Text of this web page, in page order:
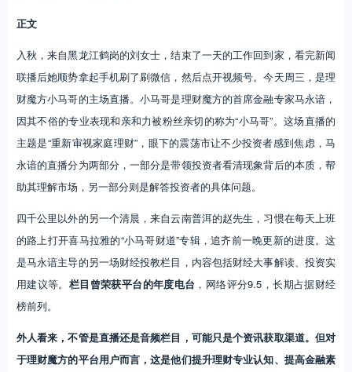
正文
入秋，来自黑龙江鹤岗的刘女士，结束了一天的工作回到家，看完新闻
联播后她顺势拿起手机刷了刷微信，然后点开视频号。今天周三，是理
财魔方小马哥的主场直播。小马哥是理财魔方的首席金融专家马永谙，
因其不俗的专业表现和亲和力被粉丝亲切的称为“小马哥”。这场直播的
主题是“重新审视家庭理财”，眼下的震荡市让不少投资者感到焦虑，马
永谙的直播分为两部分，一部分是带领投资者看清现象背后的本质，帮
助其理解市场，另一部分则是解答投资者的具体问题。
四千公里以外的另一个清晨，来自云南普洱的赵先生，习惯在每天上班
的路上打开喜马拉雅的“小马哥财道”专辑，追齐前一晚更新的进度。这
是马永谙主导的另一场财经投教栏目，内容包括财经大事解读、投资实
用建议等。 栏目曾荣获平台的年度电台 ，网络评分9.5，长期占据财经
榜前列。
外人看来，不管是直播还是音频栏目，可能只是个资讯获取渠道。但对
于理财魔方的平台用户而言，这是他们提升理财专业认知、提高金融素